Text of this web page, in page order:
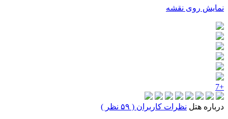
نمایش روی نقشه
+7
درباره هتل نظرات کاربران ( ۵۹ نظر )